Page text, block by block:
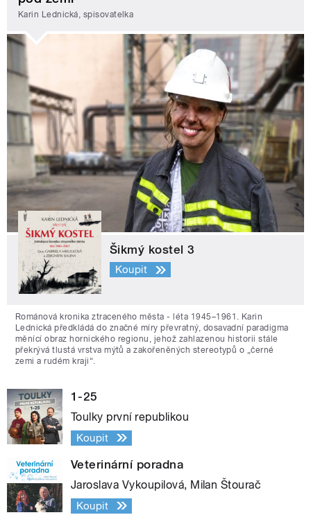
Karin Lednická, spisovatelka
Šikmý kostel 3
Koupit
Románová kronika ztraceného města - léta 1945–1961. Karin
Lednická předkládá do značné míry převratný, dosavadní paradigma
měnící obraz hornického regionu, jehož zahlazenou historii stále
překrývá tlustá vrstva mýtů a zakořeněných stereotypů o „černé
zemi a rudém kraji“.
1-25
Toulky první republikou
Koupit
Veterinární poradna
Jaroslava Vykoupilová, Milan Štourač
Koupit